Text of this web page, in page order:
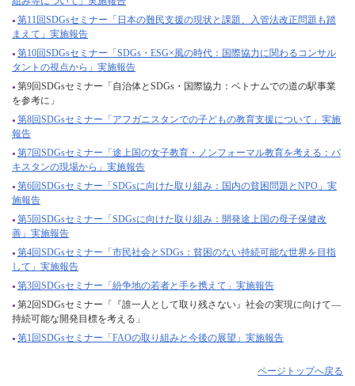
第11回SDGsセミナー「日本の難民支援の現状と課題、入管法改正問題も踏
まえて」実施報告
第10回SDGsセミナー「SDGs・ESG×風の時代：国際協力に関わるコンサル
タントの視点から」実施報告
第9回SDGsセミナー「自治体とSDGs・国際協力：ベトナムでの道の駅事業
を参考に」
第8回SDGsセミナー「アフガニスタンでの子どもの教育支援について」実施
報告
第7回SDGsセミナー「途上国の女子教育・ノンフォーマル教育を考える：パ
キスタンの現場から」実施報告
第6回SDGsセミナー「SDGsに向けた取り組み：国内の貧困問題とNPO」実
施報告
第5回SDGsセミナー「SDGsに向けた取り組み：開発途上国の母子保健改
善」実施報告
第4回SDGsセミナー「市民社会とSDGs：貧困のない持続可能な世界を目指
して」実施報告
第3回SDGsセミナー「紛争地の若者と手を携えて」実施報告
第2回SDGsセミナー「『誰一人として取り残さない』社会の実現に向けて―
持続可能な開発目標を考える」
第1回SDGsセミナー「FAOの取り組みと今後の展望」実施報告
ページトップへ戻る